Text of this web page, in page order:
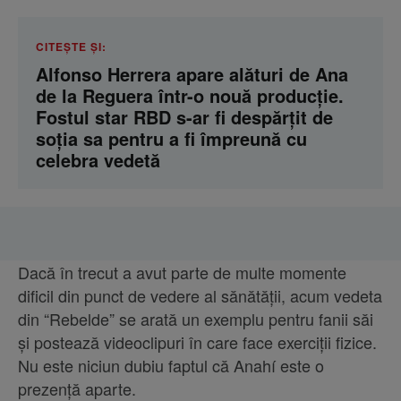
CITEȘTE ȘI:
Alfonso Herrera apare alături de Ana
de la Reguera într-o nouă producție.
Fostul star RBD s-ar fi despărțit de
soția sa pentru a fi împreună cu
celebra vedetă
Dacă în trecut a avut parte de multe momente
dificil din punct de vedere al sănătății, acum vedeta
din “Rebelde” se arată un exemplu pentru fanii săi
și postează videoclipuri în care face exerciții fizice.
Nu este niciun dubiu faptul că Anahí este o
prezență aparte.